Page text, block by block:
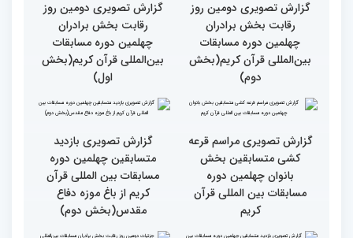
برگزار شد
استقبال بی‌نظیر کودکان و
نوجوانان/ نگاهی به حواشی
دومین روز مسابقات جهانی
قرآن به میزبانی ایران
رقابت بخش برادران
چهلمین دوره مسابقات
بین‌المللی قرآن کریم(بخش
دوم)
رقابت بخش برادران
چهلمین دوره مسابقات
بین‌المللی قرآن کریم(بخش
اول)